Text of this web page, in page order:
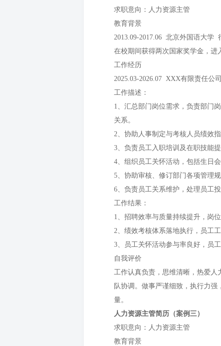
求职意向：人力资源主管
教育背景
2013.09-2017.06 北京外国语大学
在校期间获得两次国家奖学金，
工作经历
2025.03-2026.07 XXX有限责任公
工作描述：
1、汇总部门岗位需求，负责部门
关系。
2、协助人事制定与考核人员绩效
3、负责员工入职培训及在职技能
4、组织员工关怀活动，包括生日
5、协助审核、修订部门各项管理
6、负责员工关系维护，处理员工
工作结果：
1、招聘效率与质量持续提升，岗
2、绩效考核体系落地执行，员工
3、员工关怀活动参与率良好，员
自我评价
工作认真负责，思维清晰，热爱人
队协调。做事严谨细致，执行力
量。
人力资源主管简历（案例三）
求职意向：人力资源主管
教育背景